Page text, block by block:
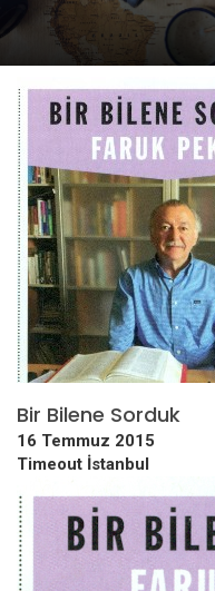
Bir Bilene Sorduk
16 Temmuz 2015
Timeout İstanbul